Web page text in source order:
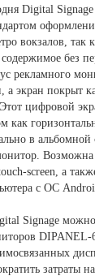
Digital
вокзалов, так
без
рекламного
а экран покрыт
цифровой
как
в альбомной
Возможна
screen, а
с ОС
Signage можно
DIPANEL-
затраты